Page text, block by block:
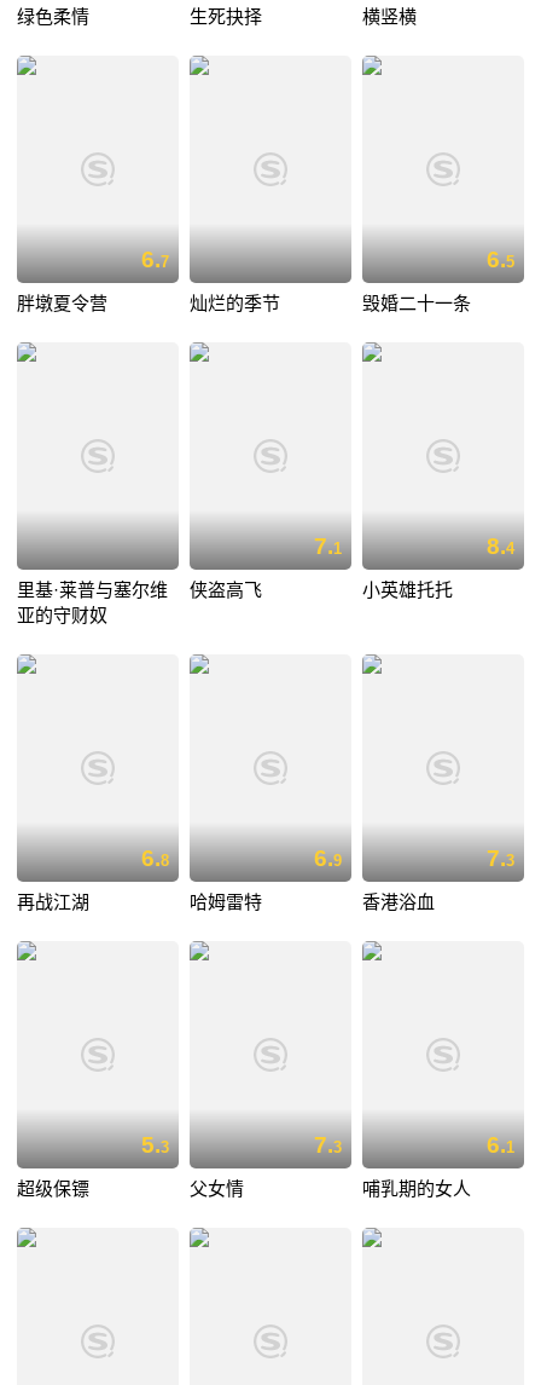
绿色柔情 生死抉择 横竖横
6.7
胖墩夏令营 灿烂的季节
6.5
毁婚二十一条
里基·莱普与塞尔维
亚的守财奴
7.1
侠盗高飞
8.4
小英雄托托
6.8
再战江湖
6.9
哈姆雷特
7.3
香港浴血
5.3
超级保镖
7.3
父女情
6.1
哺乳期的女人